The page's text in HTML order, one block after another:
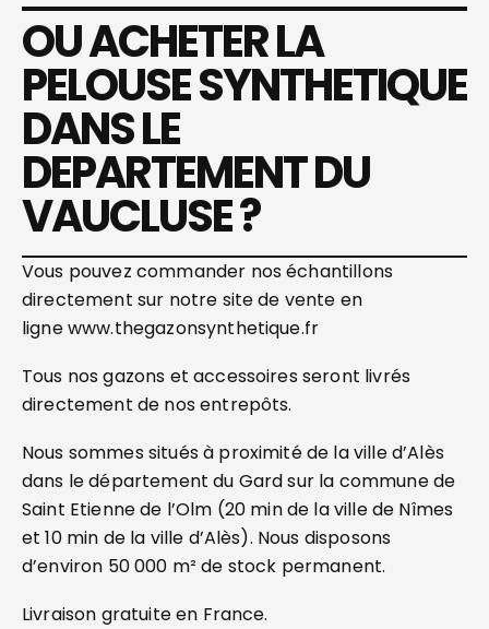
OU ACHETER LA
PELOUSE SYNTHETIQUE
DANS LE
DEPARTEMENT DU
VAUCLUSE ?
Vous pouvez commander nos échantillons
directement sur notre site de vente en
ligne www.thegazonsynthetique.fr
Tous nos gazons et accessoires seront livrés
directement de nos entrepôts.
Nous sommes situés à proximité de la ville d’Alès
dans le département du Gard sur la commune de
Saint Etienne de l’Olm (20 min de la ville de Nîmes
et 10 min de la ville d’Alès). Nous disposons
d’environ 50 000 m² de stock permanent.
Livraison gratuite en France.